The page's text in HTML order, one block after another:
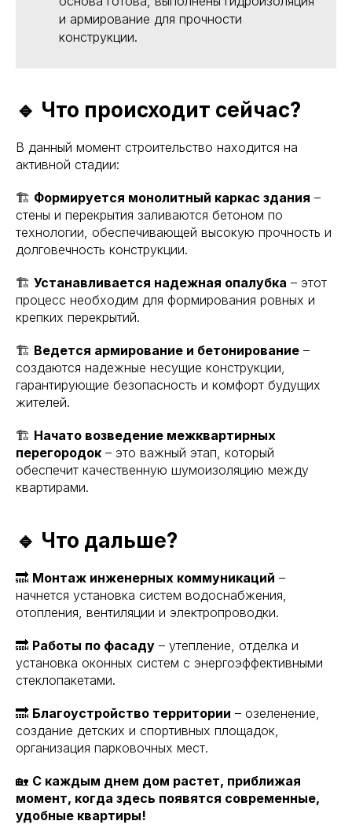
и армирование для прочности
конструкции.
🔹 Что происходит сейчас?
В данный момент строительство находится на
активной стадии:
🏗 Формируется монолитный каркас здания –
стены и перекрытия заливаются бетоном по
технологии, обеспечивающей высокую прочность и
долговечность конструкции.
🏗 Устанавливается надежная опалубка – этот
процесс необходим для формирования ровных и
крепких перекрытий.
🏗 Ведется армирование и бетонирование –
создаются надежные несущие конструкции,
гарантирующие безопасность и комфорт будущих
жителей.
🏗 Начато возведение межквартирных
перегородок – это важный этап, который
обеспечит качественную шумоизоляцию между
квартирами.
🔹 Что дальше?
🔜 Монтаж инженерных коммуникаций –
начнется установка систем водоснабжения,
отопления, вентиляции и электропроводки.
🔜 Работы по фасаду – утепление, отделка и
установка оконных систем с энергоэффективными
стеклопакетами.
🔜 Благоустройство территории – озеленение,
создание детских и спортивных площадок,
организация парковочных мест.
🏡 С каждым днем дом растет, приближая
момент, когда здесь появятся современные,
удобные квартиры!